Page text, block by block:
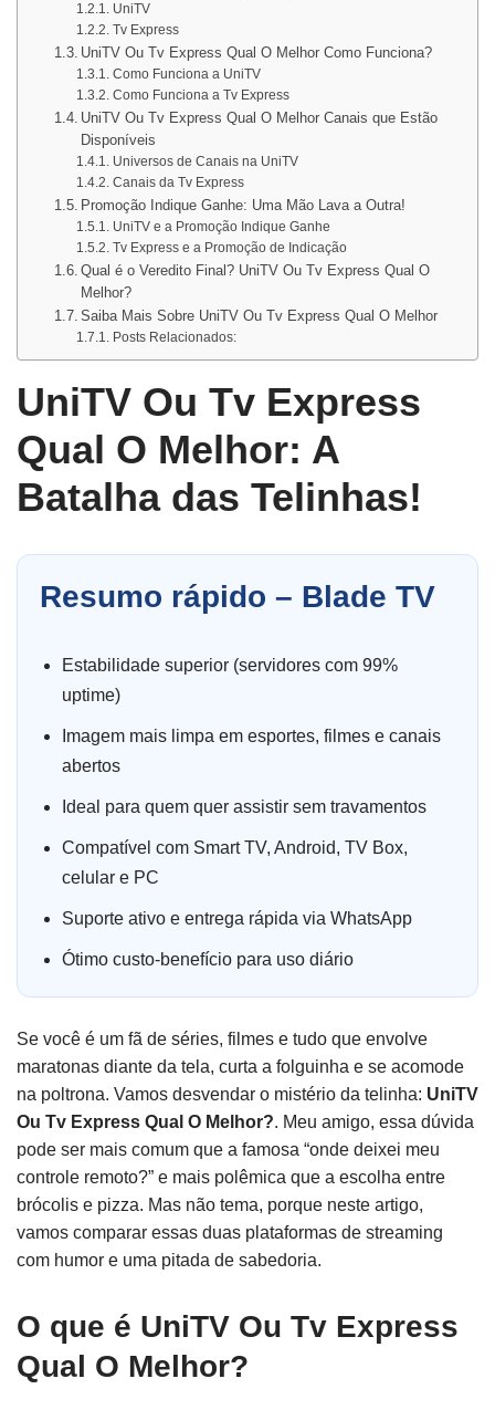
UniTV
Tv Express
UniTV Ou Tv Express Qual O Melhor Como Funciona?
Como Funciona a UniTV
Como Funciona a Tv Express
UniTV Ou Tv Express Qual O Melhor Canais que Estão
Disponíveis
Universos de Canais na UniTV
Canais da Tv Express
Promoção Indique Ganhe: Uma Mão Lava a Outra!
UniTV e a Promoção Indique Ganhe
Tv Express e a Promoção de Indicação
Qual é o Veredito Final? UniTV Ou Tv Express Qual O
Melhor?
Saiba Mais Sobre UniTV Ou Tv Express Qual O Melhor
Posts Relacionados:
UniTV Ou Tv Express
Qual O Melhor: A
Batalha das Telinhas!
Resumo rápido – Blade TV
Estabilidade superior (servidores com 99%
uptime)
Imagem mais limpa em esportes, filmes e canais
abertos
Ideal para quem quer assistir sem travamentos
Compatível com Smart TV, Android, TV Box,
celular e PC
Suporte ativo e entrega rápida via WhatsApp
Ótimo custo-benefício para uso diário
Se você é um fã de séries, filmes e tudo que envolve
maratonas diante da tela, curta a folguinha e se acomode
na poltrona. Vamos desvendar o mistério da telinha: UniTV
Ou Tv Express Qual O Melhor?. Meu amigo, essa dúvida
pode ser mais comum que a famosa “onde deixei meu
controle remoto?” e mais polêmica que a escolha entre
brócolis e pizza. Mas não tema, porque neste artigo,
vamos comparar essas duas plataformas de streaming
com humor e uma pitada de sabedoria.
O que é UniTV Ou Tv Express
Qual O Melhor?